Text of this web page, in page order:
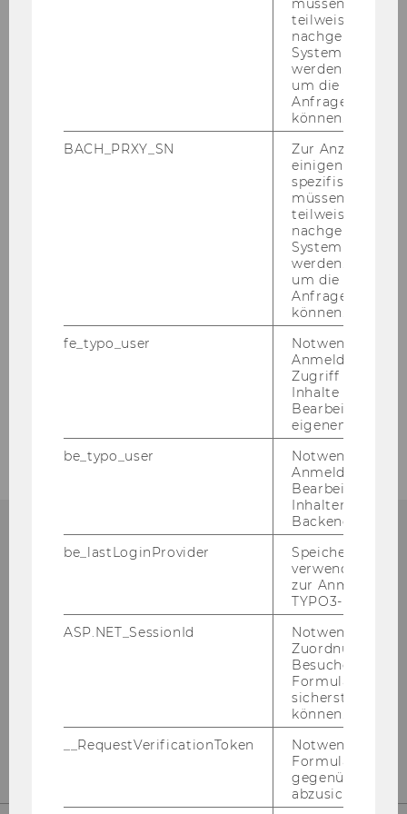
Neue Datenbanken & Testzugänge
Bibliotheksinformation
(Fragen zur Recherche)
Gebäude LC - Bibliothekszentrum - Ebene
E-Mail:bibliothek@wu.ac.at
müssen
teilweise von
nachgelagerten
System
werden.
um die Antwort
Anfrage
können.
BACH_PRXY_SN
Zur Anzeige von
einigen WU-
spezifischen
müssen
teilweise von
nachgelagerten
System
werden.
um die Antwort
Anfrage
können.
fe_typo_user
Notwendig für
Anmeldung und
Zugriff auf
Inhalte oder zur
Bearbeitung des
eigenen Profils.
be_typo_user
Notwendig für
Anmeldung und
Bearbeitung von
Inhalten im
Backend.
be_lastLoginProvider
Speichert die
verwendete
zur Anmeldung
TYPO3-Backend.
ASP.NET_SessionId
Notwendig, um
Zuordnung von
Besucher zu
sicherstellen zu
können.
__RequestVerificationToken
Notwendig, um
gegenüber
abzusichern.